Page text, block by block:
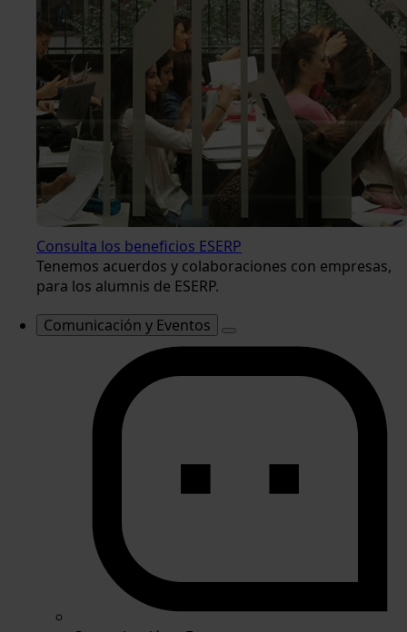
Consulta los beneficios ESERP
Tenemos acuerdos y colaboraciones con empresas,
para los alumnis de ESERP.
Comunicación y Eventos